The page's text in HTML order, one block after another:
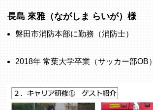
長島 來雅（ながしま らいが）様
磐田市消防本部に勤務（消防士）
2018年 常葉大学卒業（サッカー部OB）